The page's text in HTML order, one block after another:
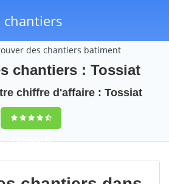
chantiers
des chantiers batiment
chantiers : Tossiat
chiffre d'affaire : Tossiat
9,5(100%)40
votes